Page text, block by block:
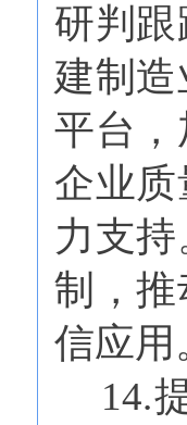
研判
建制
平台
企业
力支
制，
信应用
14.